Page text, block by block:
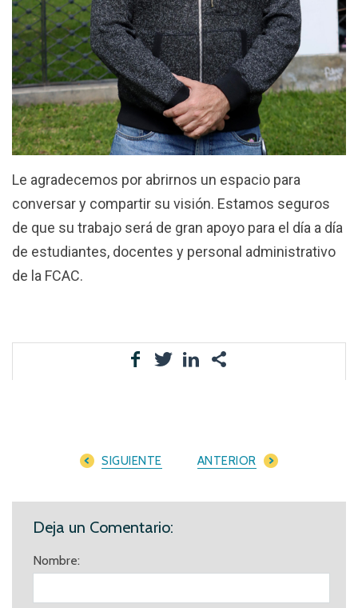
Le agradecemos por abrirnos un espacio para
conversar y compartir su visión. Estamos seguros
de que su trabajo será de gran apoyo para el día a día
de estudiantes, docentes y personal administrativo
de la FCAC.
SIGUIENTE ANTERIOR
Deja un Comentario:
Nombre: